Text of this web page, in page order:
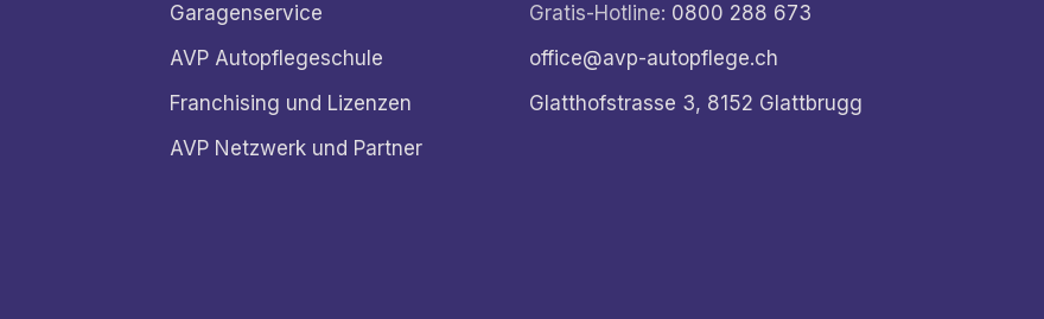
Garagenservice
AVP Autopflegeschule
Franchising und Lizenzen
AVP Netzwerk und Partner
Gratis-Hotline: 0800 288 673
office@avp-autopflege.ch
Glatthofstrasse 3, 8152 Glattbrugg